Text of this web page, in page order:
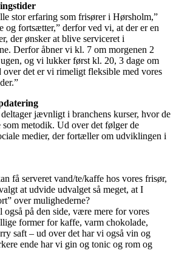
stor erfaring som frisører i Hørsholm,”
og fortsætter,” derfor ved vi, at der er en
der ønsker at blive serviceret i
Derfor åbner vi kl. 7 om morgenen 2
og vi lukker først kl. 20, 3 dage om
over det er vi rimeligt fleksible med vores
jævnligt i branchens kurser, hvor de
metodik. Ud over det følger de
medier, der fortæller om udviklingen i
få serveret vand/te/kaffe hos vores frisør,
at udvide udvalget så meget, at I
over mulighederne?
også på den side, være mere for vores
former for kaffe, varm chokolade,
saft – ud over det har vi også vin og
ende har vi gin og tonic og rom og